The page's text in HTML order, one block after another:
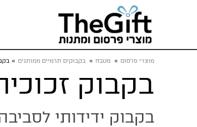
מוצרי פרסום » מטבח » בקבוקים תרמיים ממותגים »
בקבוק
בקבוק ידידותי